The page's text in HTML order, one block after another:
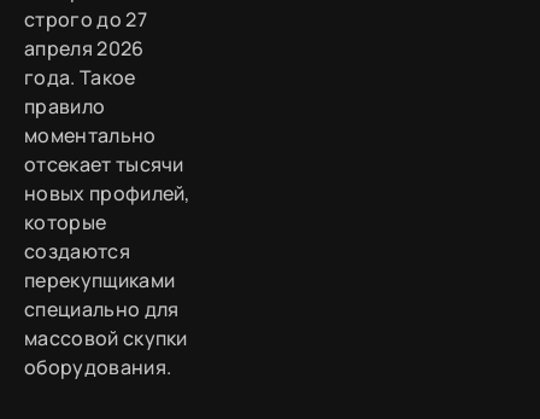
строго до 27
апреля 2026
года. Такое
правило
моментально
отсекает тысячи
новых профилей,
которые
создаются
перекупщиками
специально для
массовой скупки
оборудования.